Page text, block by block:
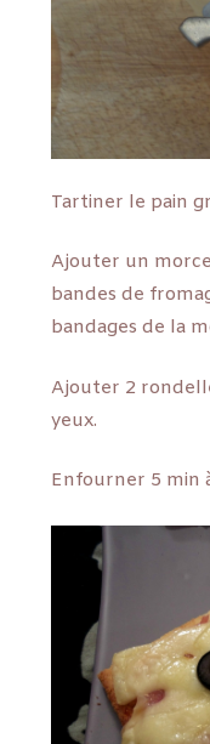
Tartiner le pain
Ajouter un
bandes de
bandages de la
Ajouter 2
yeux.
Enfourner 5 min